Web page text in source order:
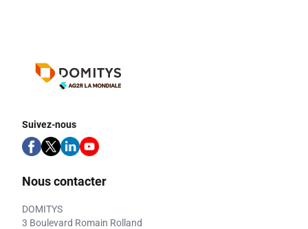
Suivez-nous
Nous contacter
DOMITYS
3 Boulevard Romain Rolland